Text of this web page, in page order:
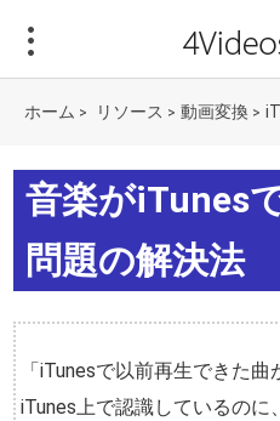
ホーム > リソース > 動画変換 >
音楽がiTunes
問題の解決法
「iTunesで以前再生できた
iTunes上で認識しているの